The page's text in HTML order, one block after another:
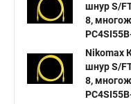
шнур S/
8,
Nikomax
шнур S/
8,